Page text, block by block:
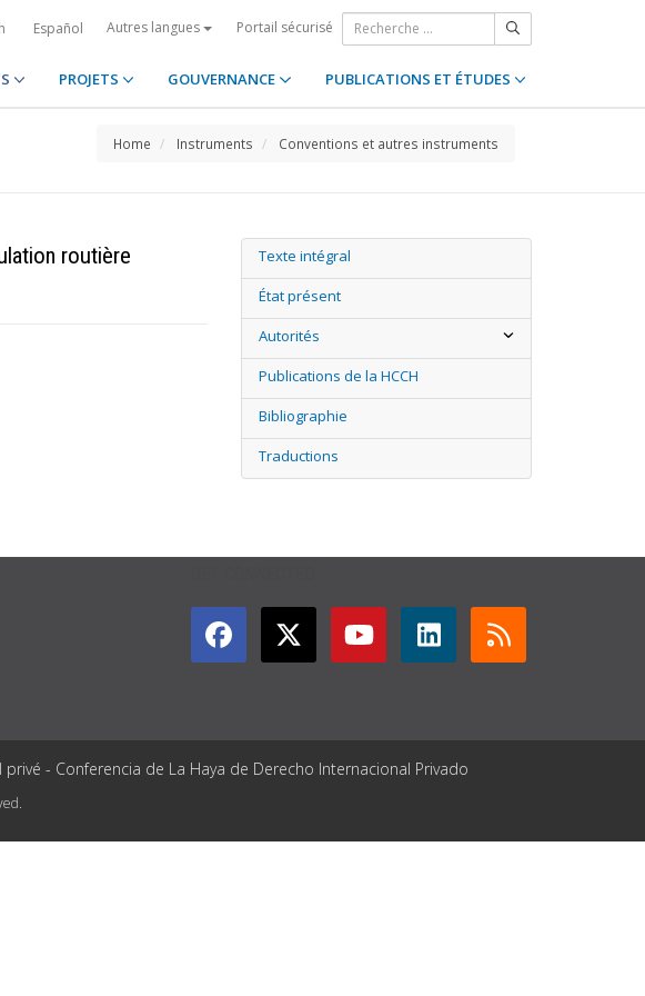
Español Autres langues Portail sécurisé
PROJETS GOUVERNANCE PUBLICATIONS ET ÉTUDES
Home Instruments Conventions et autres instruments
routière
Texte intégral
État présent
Autorités
Publications de la HCCH
Bibliographie
Traductions
- Conferencia de La Haya de Derecho Internacional Privado